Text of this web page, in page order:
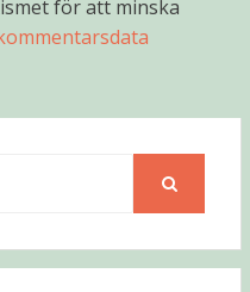
för att minska